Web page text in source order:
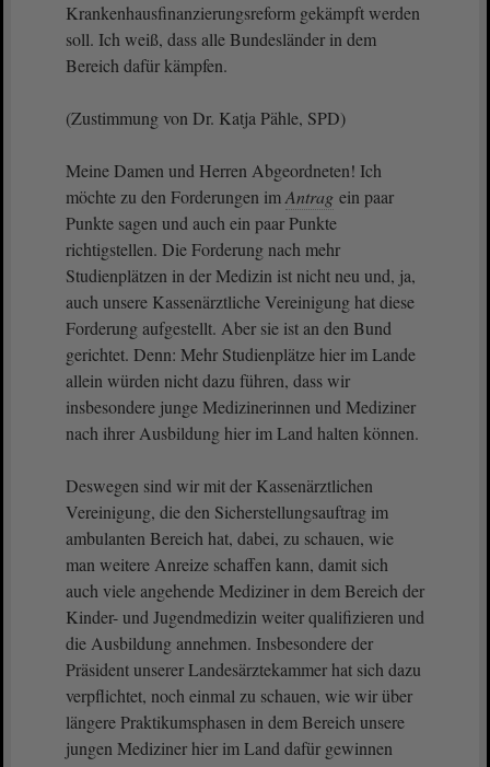
Krankenhausfinanzierungsreform gekämpft werden
soll. Ich weiß, dass alle Bundesländer in dem
Bereich dafür kämpfen.
(Zustimmung von Dr. Katja Pähle, SPD)
Meine Damen und Herren Abgeordneten! Ich
möchte zu den Forderungen imAntrag ein paar
Punkte sagen und auch ein paar Punkte
richtigstellen. Die Forderung nach mehr
Studienplätzen in der Medizin ist nicht neu und, ja,
auch unsere Kassenärztliche Vereinigung hat diese
Forderung aufgestellt. Aber sie ist an den Bund
gerichtet. Denn: Mehr Studienplätze hier im Lande
allein würden nicht dazu führen, dass wir
insbesondere junge Medizinerinnen und Mediziner
nach ihrer Ausbildung hier im Land halten können.
Deswegen sind wir mit der Kassenärztlichen
Vereinigung, die den Sicherstellungsauftrag im
ambulanten Bereich hat, dabei, zu schauen, wie
man weitere Anreize schaffen kann, damit sich
auch viele angehende Mediziner in dem Bereich der
Kinder- und Jugendmedizin weiter qualifizieren und
die Ausbildung annehmen. Insbesondere der
Präsident unserer Landesärztekammer hat sich dazu
verpflichtet, noch einmal zu schauen, wie wir über
längere Praktikumsphasen in dem Bereich unsere
jungen Mediziner hier im Land dafür gewinnen